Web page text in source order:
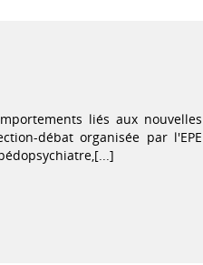
liés aux nouvelles
débat organisée par l'EPE